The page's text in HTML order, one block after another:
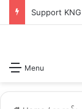
Support KNG
Menu